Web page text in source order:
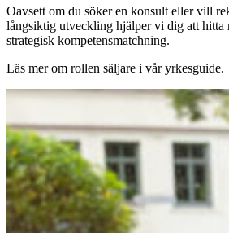
Oavsett om du söker en konsult eller vill
långsiktig utveckling hjälper vi dig att hitta
strategisk kompetensmatchning.
Läs mer om rollen säljare i vår yrkesguide.